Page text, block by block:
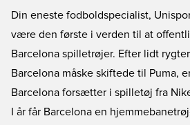
Din eneste fodboldspecialist,
være den første i verden til at
Barcelona spilletrøjer. Efter lidt
Barcelona måske skiftede til Puma,
Barcelona forsætter i spilletøj fra
I år får Barcelona en